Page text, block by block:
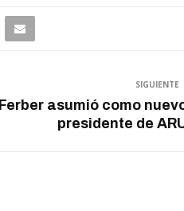
SIGUIENTE
asumió como
presidente de